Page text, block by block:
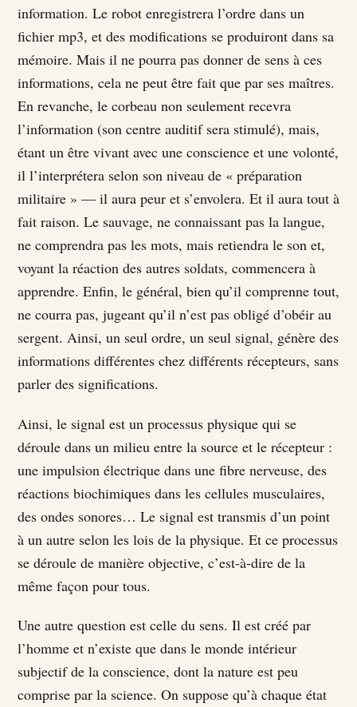
information. Le robot enregistrera l’ordre dans un
fichier mp3, et des modifications se produiront dans sa
mémoire. Mais il ne pourra pas donner de sens à ces
informations, cela ne peut être fait que par ses maîtres.
En revanche, le corbeau non seulement recevra
l’information (son centre auditif sera stimulé), mais,
étant un être vivant avec une conscience et une volonté,
il l’interprétera selon son niveau de « préparation
militaire » — il aura peur et s’envolera. Et il aura tout à
fait raison. Le sauvage, ne connaissant pas la langue,
ne comprendra pas les mots, mais retiendra le son et,
voyant la réaction des autres soldats, commencera à
apprendre. Enfin, le général, bien qu’il comprenne tout,
ne courra pas, jugeant qu’il n’est pas obligé d’obéir au
sergent. Ainsi, un seul ordre, un seul signal, génère des
informations différentes chez différents récepteurs, sans
parler des significations.
Ainsi, le signal est un processus physique qui se
déroule dans un milieu entre la source et le récepteur :
une impulsion électrique dans une fibre nerveuse, des
réactions biochimiques dans les cellules musculaires,
des ondes sonores… Le signal est transmis d’un point
à un autre selon les lois de la physique. Et ce processus
se déroule de manière objective, c’est-à-dire de la
même façon pour tous.
Une autre question est celle du sens. Il est créé par
l’homme et n’existe que dans le monde intérieur
subjectif de la conscience, dont la nature est peu
comprise par la science. On suppose qu’à chaque état